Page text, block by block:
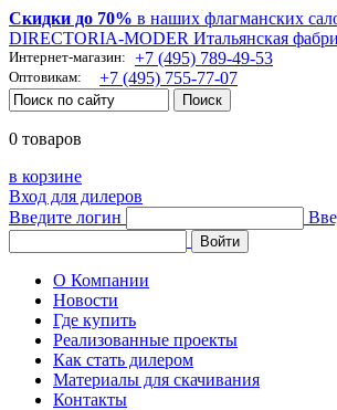
Скидки до 70% в наших флагманских
DIRECTORIA-MODER Итальянская
Интернет-магазин: +7 (495) 789-49-53
Оптовикам: +7 (495) 755-77-07
0 товаров
в корзине
Вход для дилеров
Введите логин
О Компании
Новости
Где купить
Реализованные проекты
Как стать дилером
Материалы для скачивания
Контакты